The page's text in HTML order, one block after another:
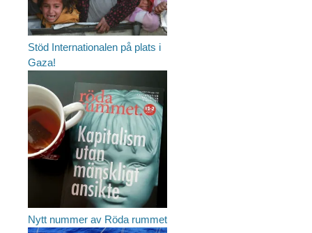
Stöd Internationalen på plats i
Gaza!
Nytt nummer av Röda rummet